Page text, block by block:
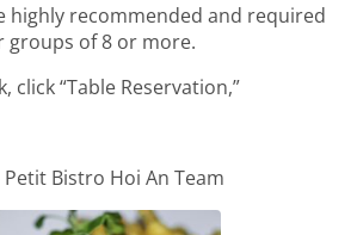
highly recommended and required
groups of 8 or more.
click “Table Reservation,”
Bistro Hoi An Team